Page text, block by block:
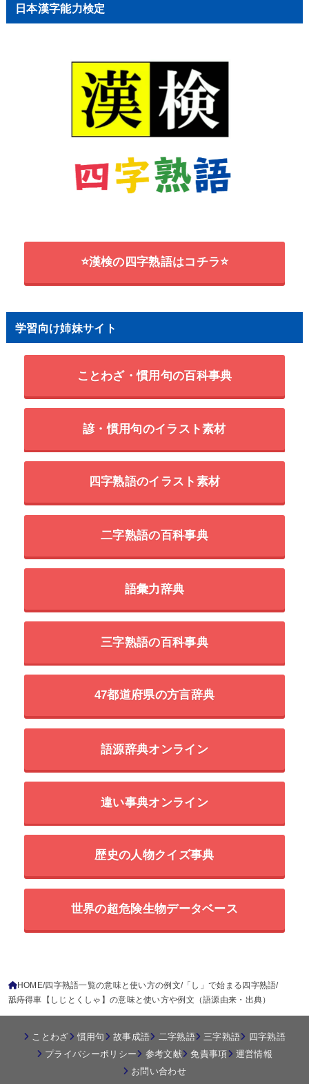
日本漢字能力検定
⭐漢検の四字熟語はコチラ⭐
学習向け姉妹サイト
ことわざ・慣用句の百科事典
諺・慣用句のイラスト素材
四字熟語のイラスト素材
二字熟語の百科事典
語彙力辞典
三字熟語の百科事典
47都道府県の方言辞典
語源辞典オンライン
違い事典オンライン
歴史の人物クイズ事典
世界の超危険生物データベース
HOME 四字熟語一覧の意味と使い方の例文
「し」で始まる四字熟語
舐痔得車【しじとくしゃ】の意味と使い方や例文（語源由来・出典）
ことわざ 慣用句 故事成語 二字熟語 三字熟語
四字熟語
プライバシーポリシー
参考文献 免責事項
運営情報
お問い合わせ